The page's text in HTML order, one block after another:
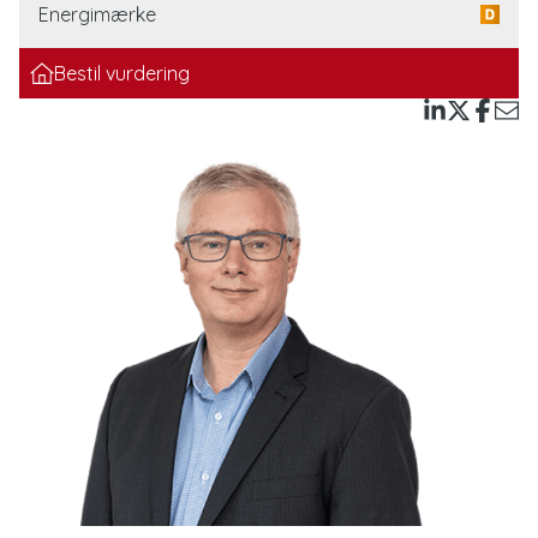
skydedør direkte udgang til den overdækkede terrasse.
Stuen er indretningsvenlig og har et skønt lysindfald fra
de store vinduespartier. Her er der plads til både tv-
afdeling og en hyggelig sofaopstilling omkring
Villaen rummer tre gode værelser, herunder et
forældresoveværelse med god skabsplads og eget
badeværelse, der er udstyret med en ældre, fuldt
funktionsdygtig sauna. Derudover findes et gæstetoilet
samt et praktisk bryggers med vaskefaciliteter og egen
indgang – begge dele med adgang fra entréen.
Udendørs mødes du af en lang indkørsel, der fører frem
til carporten, hvor bilen kan parkeres i tørvejr, og hvor
husets hovedindgang ligeledes er placeret. Haven er
anlagt med græsplæne og omkranset af hæk og hegn,
hvilket skaber private og rolige rammer. Haven byder på
Energimærke
Bestil vurdering